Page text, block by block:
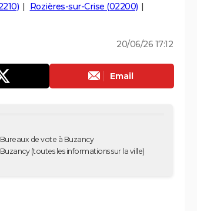
Rozières-sur-Crise (02200)
20/06/26 17:12
Email
Bureaux de vote à Buzancy
Buzancy(toutes les informations sur la ville)